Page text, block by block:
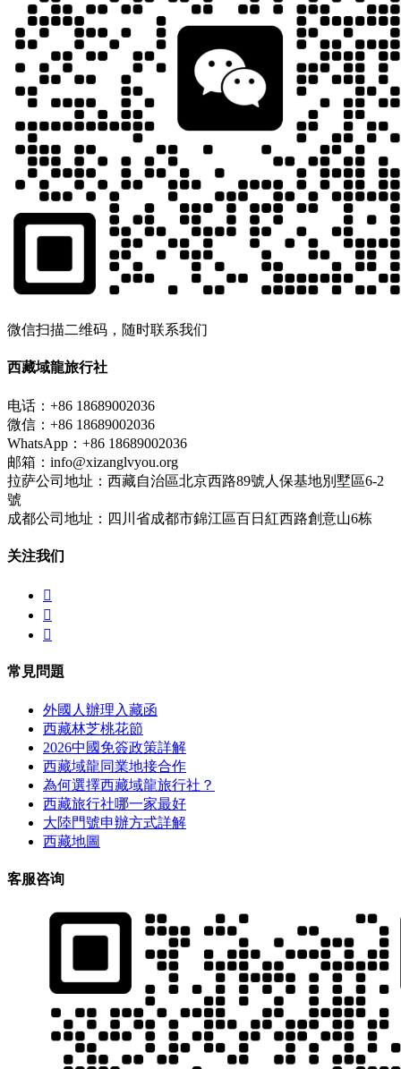
微信扫描二维码，随时联系我们
西藏域龍旅行社
电话：+86 18689002036
微信：+86 18689002036
WhatsApp：+86 18689002036
邮箱：info@xizanglvyou.org
拉萨公司地址：西藏自治區北京西路89號人保基地別墅區6-2
號
成都公司地址：四川省成都市錦江區百日紅西路創意山6栋
关注我们



常見問題
外國人辦理入藏函
西藏林芝桃花節
2026中國免簽政策詳解
西藏域龍同業地接合作
為何選擇西藏域龍旅行社？
西藏旅行社哪一家最好
大陸門號申辦方式詳解
西藏地圖
客服咨询